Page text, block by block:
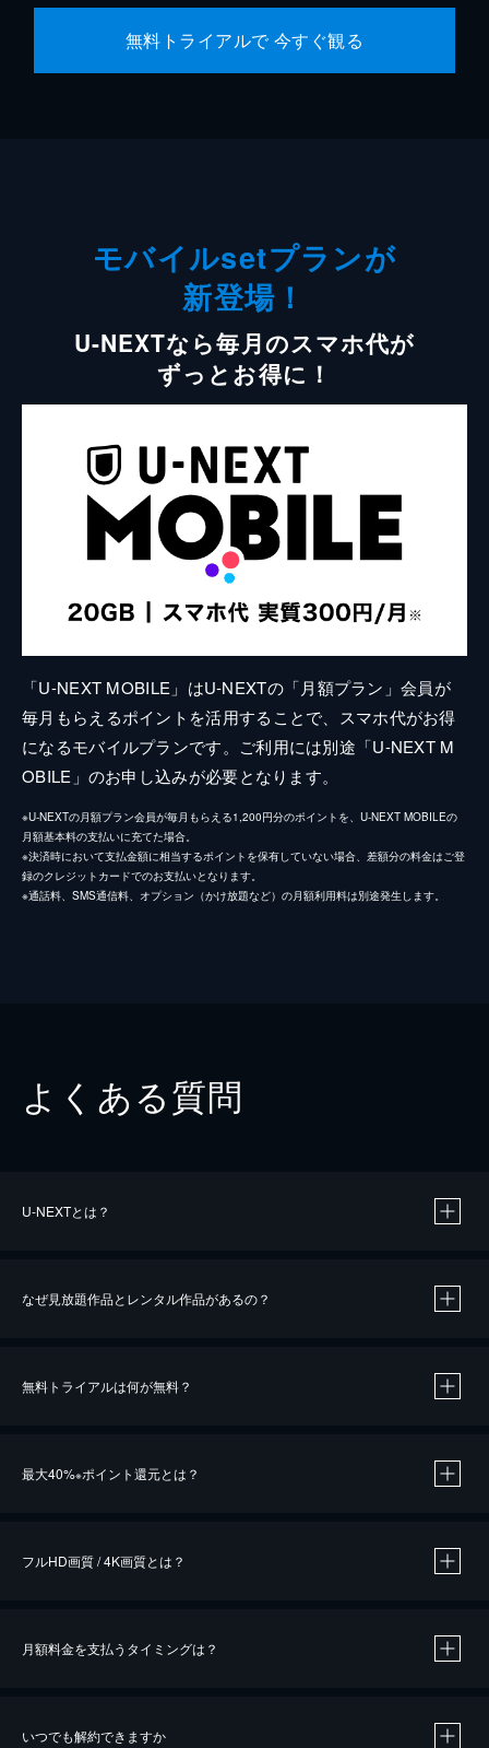
無料トライアルで 今すぐ観る
モバイルsetプランが
新登場！
U-NEXTなら毎月のスマホ代が
ずっとお得に！
「U-NEXT MOBILE」はU-NEXTの「月額プラン」会員が
毎月もらえるポイントを活用することで、スマホ代がお得
になるモバイルプランです。ご利用には別途「U-NEXT M
OBILE」のお申し込みが必要となります。
※U-NEXTの月額プラン会員が毎月もらえる1,200円分のポイントを、U-NEXT MOBILEの
月額基本料の支払いに充てた場合。
※決済時において支払金額に相当するポイントを保有していない場合、差額分の料金はご登
録のクレジットカードでのお支払いとなります。
※通話料、SMS通信料、オプション（かけ放題など）の月額利用料は別途発生します。
よくある質問
U-NEXTとは？
なぜ見放題作品とレンタル作品があるの？
無料トライアルは何が無料？
最大40%※ポイント還元とは？
※40％ポイント還元の対象は、クレジットカード決済による作品の購入 / レンタルです。
iOSアプリのUコイン決済による作品の購入 / レンタルは、20％のポイント還元です。
フルHD画質 / 4K画質とは？
月額料金を支払うタイミングは？
いつでも解約できますか